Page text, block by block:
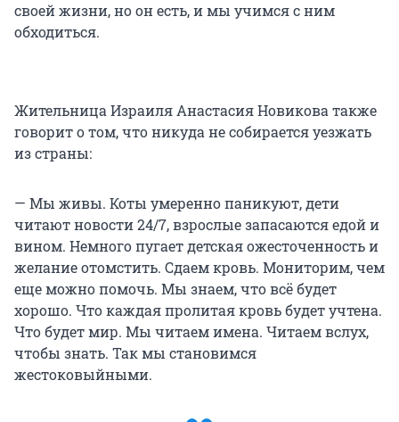
своей жизни, но он есть, и мы учимся с ним
обходиться.
Жительница Израиля Анастасия Новикова также
говорит о том, что никуда не собирается уезжать
из страны:
— Мы живы. Коты умеренно паникуют, дети
читают новости 24/7, взрослые запасаются едой и
вином. Немного пугает детская ожесточенность и
желание отомстить. Сдаем кровь. Мониторим, чем
еще можно помочь. Мы знаем, что всё будет
хорошо. Что каждая пролитая кровь будет учтена.
Что будет мир. Мы читаем имена. Читаем вслух,
чтобы знать. Так мы становимся
жестоковыйными.